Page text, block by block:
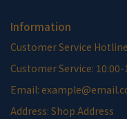
Information
Customer Service
Customer Service: 10:00-
Email:
Address: Shop Address